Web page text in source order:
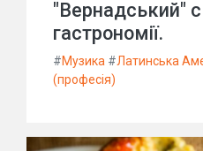
"Вернадський"
гастрономії.
#Музика #Латинська
(професія)